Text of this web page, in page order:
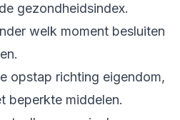
gezondheidsindex.
welk moment besluiten
opstap richting eigendom,
beperkte middelen.